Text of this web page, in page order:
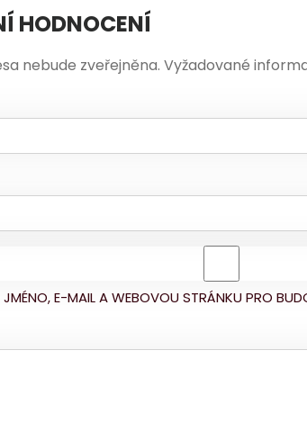
HODNOCENÍ
nebude zveřejněna. Vyžadované
JMÉNO, E-MAIL A WEBOVOU STRÁNKU PRO